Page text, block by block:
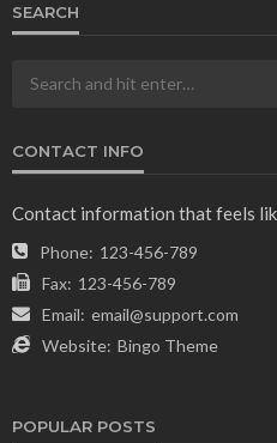
SEARCH
CONTACT INFO
Contact information that feels
Phone: 123-456-789
Fax: 123-456-789
Email: email@support.com
Website: Bingo Theme
POPULAR POSTS